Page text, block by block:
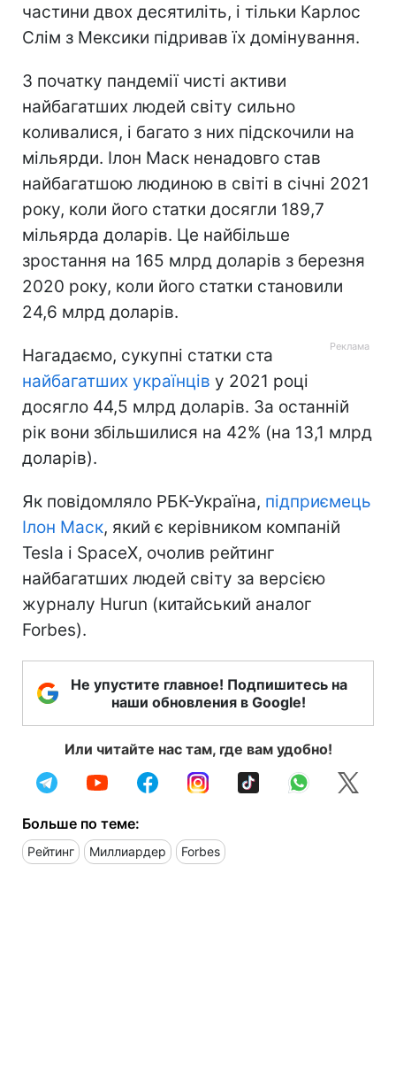
частини двох десятиліть, і тільки Карлос
Слім з Мексики підривав їх домінування.
З початку пандемії чисті активи
найбагатших людей світу сильно
коливалися, і багато з них підскочили на
мільярди. Ілон Маск ненадовго став
найбагатшою людиною в світі в січні 2021
року, коли його статки досягли 189,7
мільярда доларів. Це найбільше
зростання на 165 млрд доларів з березня
2020 року, коли його статки становили
24,6 млрд доларів.
Нагадаємо, сукупні статки ста
найбагатших українців у 2021 році
досягло 44,5 млрд доларів. За останній
рік вони збільшилися на 42% (на 13,1 млрд
доларів).
Як повідомляло РБК-Україна, підприємець
Ілон Маск, який є керівником компаній
Tesla і SpaceX, очолив рейтинг
найбагатших людей світу за версією
журналу Hurun (китайський аналог
Forbes).
Не упустите главное! Подпишитесь на
наши обновления в Google!
Или читайте нас там, где вам удобно!
Больше по теме:
Рейтинг Миллиардер Forbes